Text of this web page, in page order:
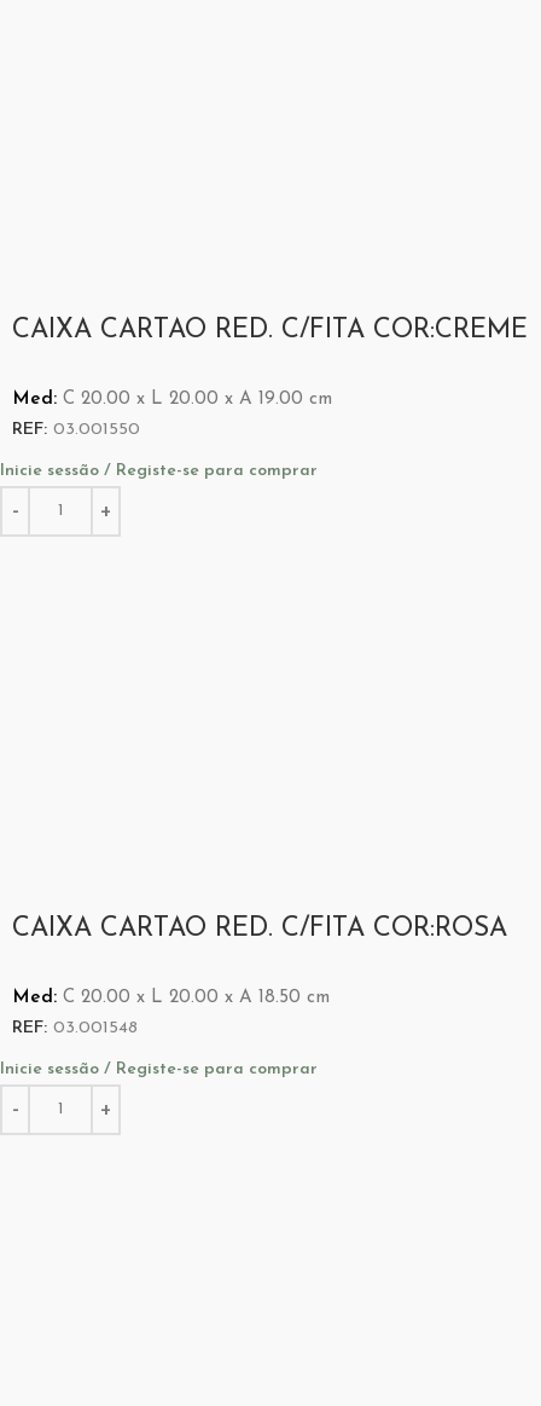
CAIXA CARTAO RED. C/FITA COR:CREME
Med: C 20.00 x L 20.00 x A 19.00 cm
REF: 03.001550
Inicie sessão / Registe-se para comprar
CAIXA CARTAO RED. C/FITA COR:ROSA
Med: C 20.00 x L 20.00 x A 18.50 cm
REF: 03.001548
Inicie sessão / Registe-se para comprar